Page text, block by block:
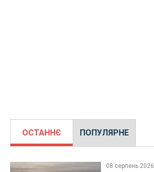
ОСТАННЄ ПОПУЛЯРНЕ
08 серпень 2026